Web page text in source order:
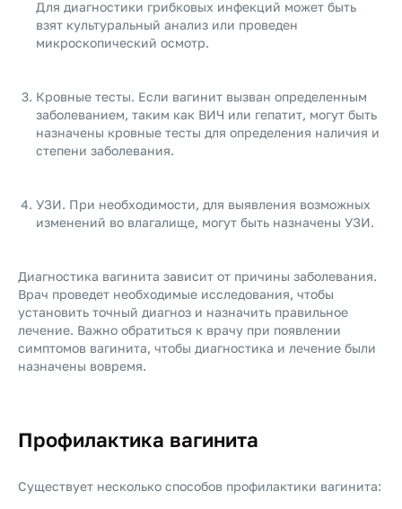
Для диагностики грибковых инфекций может быть
взят культуральный анализ или проведен
микроскопический осмотр.
Кровные тесты. Если вагинит вызван определенным
заболеванием, таким как ВИЧ или гепатит, могут быть
назначены кровные тесты для определения наличия и
степени заболевания.
УЗИ. При необходимости, для выявления возможных
изменений во влагалище, могут быть назначены УЗИ.
Диагностика вагинита зависит от причины заболевания.
Врач проведет необходимые исследования, чтобы
установить точный диагноз и назначить правильное
лечение. Важно обратиться к врачу при появлении
симптомов вагинита, чтобы диагностика и лечение были
назначены вовремя.
Профилактика вагинита
Существует несколько способов профилактики вагинита: